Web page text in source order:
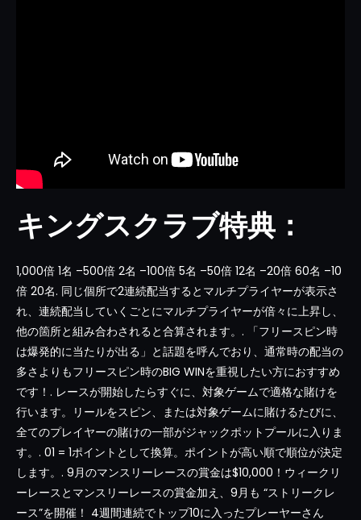
キングスクラブ特典：
1,000倍 1名 –500倍 2名 –100倍 5名 –50倍 12名 –20倍 60名 –10
倍 20名. 同じ個所で2連続配当するとマルチプライヤーが表示さ
れ、連続配当していくごとにマルチプライヤーが倍々に上昇し、
他の箇所と組み合わされると合算されます。. 「フリースピン時
は爆発的に当たりが出る」と話題を呼んでおり、通常時の配当の
多さよりもフリースピン時のBIG WINを重視したい方におすすめ
です！. レースが開始したらすぐに、対象ゲームで適格な賭けを
行います。リールをスピン、または対象ゲームに賭けるたびに、
全てのプレイヤーの賭けの一部がジャックポットプールに入りま
す。. 01 = 1ポイントとして換算。ポイントが高い順で順位が決定
します。. 9月のマンスリーレースの賞金は$10,000！ウィークリ
ーレースとマンスリーレースの賞金加え、9月も “ストリークレ
ース”を開催！ 4週間連続でトップ10に入ったプレーヤーさん